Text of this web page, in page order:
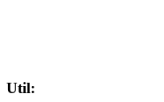
Util: